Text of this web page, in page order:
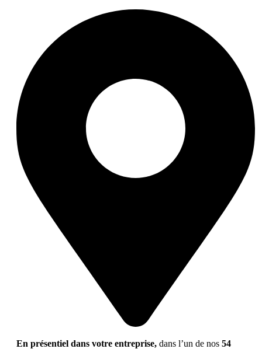
En présentiel dans votre entreprise, dans l’un de nos 54